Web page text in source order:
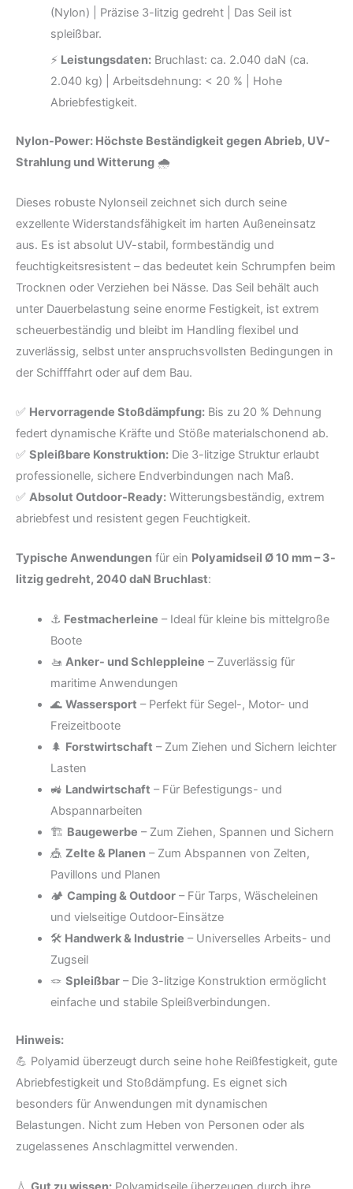
(Nylon) | Präzise 3-litzig gedreht | Das Seil ist
spleißbar.
⚡ Leistungsdaten:Bruchlast: ca. 2.040 daN (ca.
2.040 kg) | Arbeitsdehnung: < 20 % | Hohe
Abriebfestigkeit.
Nylon-Power: Höchste Beständigkeit gegen Abrieb, UV-
Strahlung und Witterung 🌧️
Dieses robuste Nylonseil zeichnet sich durch seine
exzellente Widerstandsfähigkeit im harten Außeneinsatz
aus. Es ist absolut UV-stabil, formbeständig und
feuchtigkeitsresistent – das bedeutet kein Schrumpfen beim
Trocknen oder Verziehen bei Nässe. Das Seil behält auch
unter Dauerbelastung seine enorme Festigkeit, ist extrem
scheuerbeständig und bleibt im Handling flexibel und
zuverlässig, selbst unter anspruchsvollsten Bedingungen in
der Schifffahrt oder auf dem Bau.
✅ Hervorragende Stoßdämpfung: Bis zu 20 % Dehnung
federt dynamische Kräfte und Stöße materialschonend ab.
✅ Spleißbare Konstruktion: Die 3-litzige Struktur erlaubt
professionelle, sichere Endverbindungen nach Maß.
✅ Absolut Outdoor-Ready: Witterungsbeständig, extrem
abriebfest und resistent gegen Feuchtigkeit.
Typische Anwendungen für ein Polyamidseil Ø 10 mm – 3-
litzig gedreht, 2040 daN Bruchlast:
⚓ Festmacherleine – Ideal für kleine bis mittelgroße
Boote
🚤 Anker- und Schleppleine – Zuverlässig für
maritime Anwendungen
🌊 Wassersport – Perfekt für Segel-, Motor- und
Freizeitboote
🌲 Forstwirtschaft – Zum Ziehen und Sichern leichter
Lasten
🚜 Landwirtschaft – Für Befestigungs- und
Abspannarbeiten
🏗️ Baugewerbe – Zum Ziehen, Spannen und Sichern
🎪 Zelte & Planen– Zum Abspannen von Zelten,
Pavillons und Planen
🏕️ Camping & Outdoor– Für Tarps, Wäscheleinen
und vielseitige Outdoor-Einsätze
🛠️ Handwerk & Industrie – Universelles Arbeits- und
Zugseil
🪢 Spleißbar– Die 3-litzige Konstruktion ermöglicht
einfache und stabile Spleißverbindungen.
Hinweis:
💪 Polyamid überzeugt durch seine hohe Reißfestigkeit, gute
Abriebfestigkeit und Stoßdämpfung. Es eignet sich
besonders für Anwendungen mit dynamischen
Belastungen. Nicht zum Heben von Personen oder als
zugelassenes Anschlagmittel verwenden.